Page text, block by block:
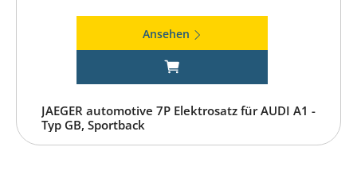
Ansehen
JAEGER automotive 7P Elektrosatz für AUDI A1 -
Typ GB, Sportback